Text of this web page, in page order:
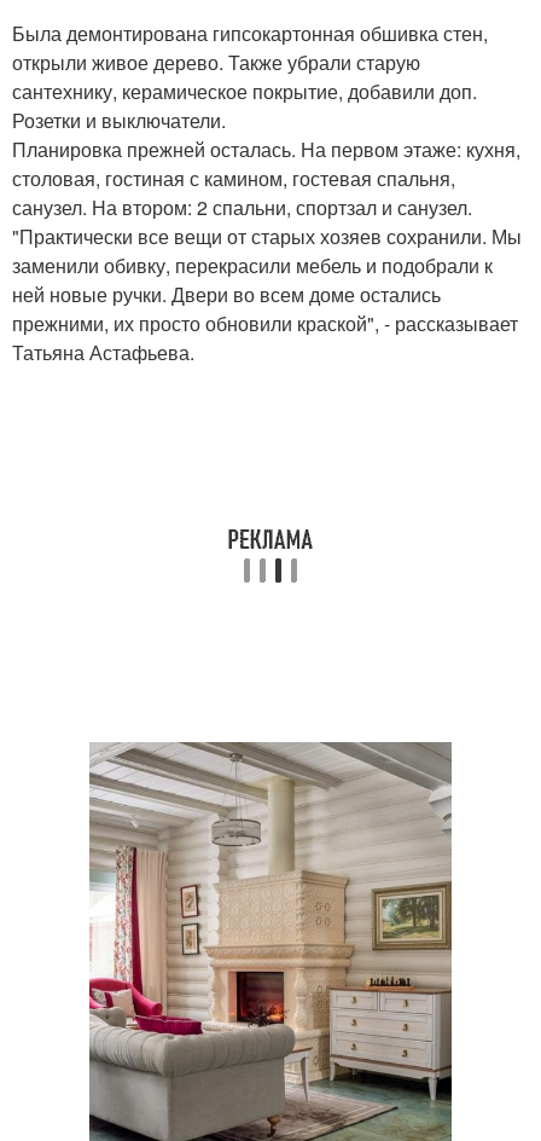
Была демонтирована гипсокартонная обшивка стен,
открыли живое дерево. Также убрали старую
сантехнику, керамическое покрытие, добавили доп.
Розетки и выключатели.
Планировка прежней осталась. На первом этаже: кухня,
столовая, гостиная с камином, гостевая спальня,
санузел. На втором: 2 спальни, спортзал и санузел.
"Практически все вещи от старых хозяев сохранили. Мы
заменили обивку, перекрасили мебель и подобрали к
ней новые ручки. Двери во всем доме остались
прежними, их просто обновили краской", - рассказывает
Татьяна Астафьева.